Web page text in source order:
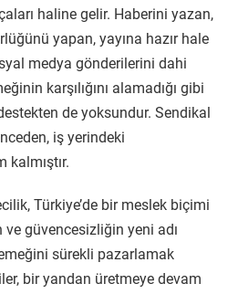
haline gelir. Haberini yazan,
yapan, yayına hazır hale
medya gönderilerini dahi
karşılığını alamadığı gibi
de yoksundur. Sendikal
iş yerindeki
kalmıştır.
Türkiye’de bir meslek biçimi
güvencesizliğin yeni adı
sürekli pazarlamak
bir yandan üretmeye devam